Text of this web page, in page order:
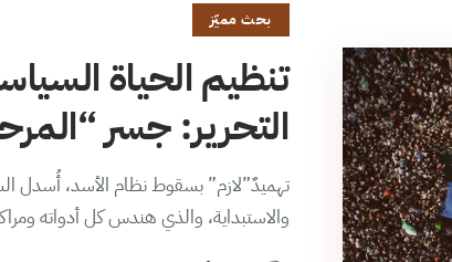
بحث مميّز
تنظيم الحياة
التحرير: جسر
تهميدٌ”لازم” بسقوط نظام الأسد، أُسدل
والاستبداية، والذي هندس كل أدواته